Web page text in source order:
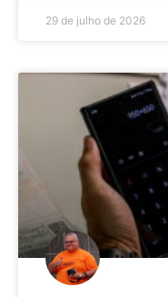
29 de julho de 2026